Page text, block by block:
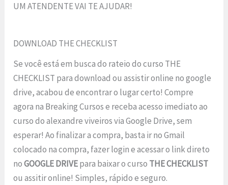
UM ATENDENTE VAI TE AJUDAR!
DOWNLOAD THE CHECKLIST
Se você está em busca do rateio do curso THE
CHECKLIST para download ou assistir online no google
drive, acabou de encontrar o lugar certo! Compre
agora na Breaking Cursos e receba acesso imediato ao
curso do alexandre viveiros via Google Drive, sem
esperar! Ao finalizar a compra, basta ir no Gmail
colocado na compra, fazer login e acessar o link direto
noGOOGLE DRIVEpara baixar o curso THE CHECKLIST
ou assitir online! Simples, rápido e seguro.